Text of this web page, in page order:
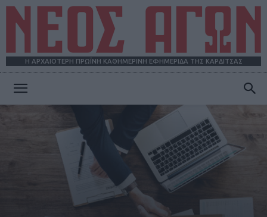
Η ΑΡΧΑΙΟΤΕΡΗ ΠΡΩΪΝΗ ΚΑΘΗΜΕΡΙΝΗ ΕΦΗΜΕΡΙΔΑ ΤΗΣ ΚΑΡΔΙΤΣΑΣ
ΑΓΩΝ